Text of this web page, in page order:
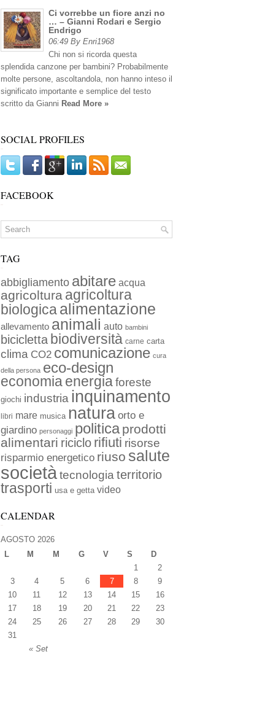
Ci vorrebbe un fiore anzi no
… – Gianni Rodari e Sergio
Endrigo
06:49 By Enri1968
Chi non si ricorda questa
splendida canzone per bambini? Probabilmente
molte persone, ascoltandola, non hanno inteso il
significato importante e semplice del testo
scritto da Gianni Read More »
SOCIAL PROFILES
FACEBOOK
TAG
abbigliamento abitare acqua
agricoltura agricoltura
biologica alimentazione
allevamento animali auto bambini
bicicletta biodiversità carne carta
clima CO2 comunicazione cura
della persona eco-design
economia energiaforeste
giochi industria inquinamento
libri mare musica natura orto e
giardino personaggi politica prodotti
alimentari riciclo rifiuti risorse
risparmio energetico riuso salute
societàtecnologia territorio
trasporti usa e getta video
CALENDAR
AGOSTO 2026
L
M M G V S D
« Set
1
2
3
4 5 6 7 8
9
10
11 12 13 14 15
16
17
18 19 20 21 22
23
24
25 26 27 28 29
30
31